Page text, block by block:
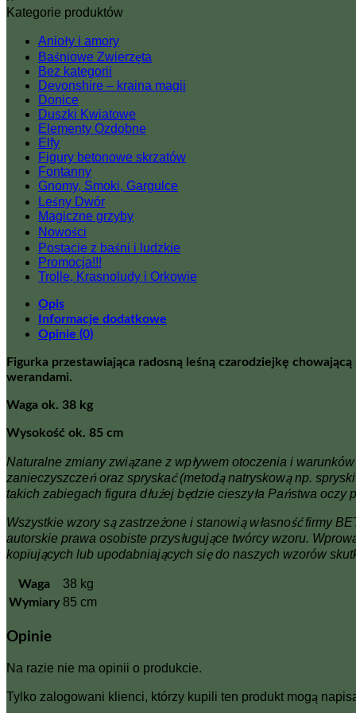
Kategorie produktów
Anioły i amory
Baśniowe Zwierzęta
Bez kategorii
Devonshire – kraina magii
Donice
Duszki Kwiatowe
Elementy Ozdobne
Elfy
Figury betonowe skrzatów
Fontanny
Gnomy, Smoki, Gargulce
Leśny Dwór
Magiczne grzyby
Nowości
Postacie z baśni i ludzkie
Promocja!!!
Trolle, Krasnoludy i Orkowie
Opis
Informacje dodatkowe
Opinie (0)
Figurka przestawiająca radosną leśną czarodziejkę
werandami.
Waga ok. 38 kg
Wysokość ok. 85 cm
Naturalne zmiany związane z wpływem otoczenia i
zanieczyszczeń oraz spryskać (metodą natryskową np.
takich zabiegach figura dłużej będzie cieszyła Państwa oczy
Wszystkie wzory są zastrzeżone i stanowią własność firmy
autorskie prawa osobiste przysługujące twórcy wzoru.
kopiujących lub upodabniających się do naszych wzorów
Waga 38 kg
Wymiary 85 cm
Opinie
Na razie nie ma opinii o produkcie.
Tylko zalogowani klienci, którzy kupili ten produkt mogą